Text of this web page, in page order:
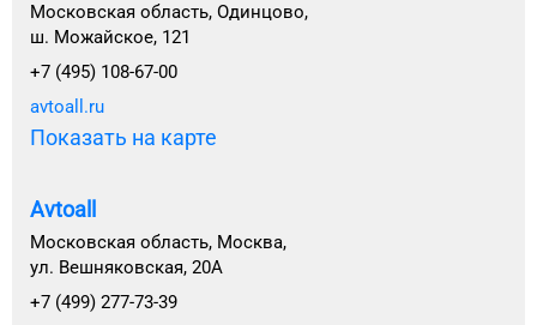
Московская область, Одинцово,
ш. Можайское, 121
+7 (495) 108-67-00
avtoall.ru
Показать на карте
Avtoall
Московская область, Москва,
ул. Вешняковская, 20А
+7 (499) 277-73-39